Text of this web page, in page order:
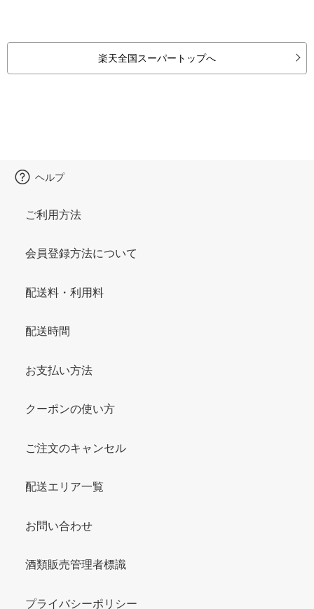
楽天全国スーパートップへ
ヘルプ
ご利用方法
会員登録方法について
配送料・利用料
配送時間
お支払い方法
クーポンの使い方
ご注文のキャンセル
配送エリア一覧
お問い合わせ
酒類販売管理者標識
プライバシーポリシー